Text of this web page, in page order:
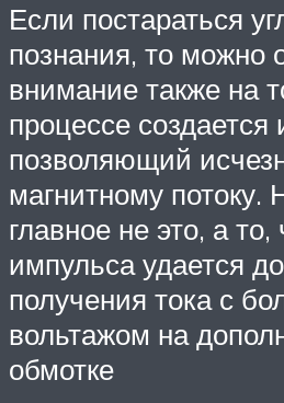
Если постараться
познания, то можно
внимание также на
процессе создается
позволяющий
магнитному потоку.
главное не это, а
импульса удается
получения тока с
вольтажом на
обмотке